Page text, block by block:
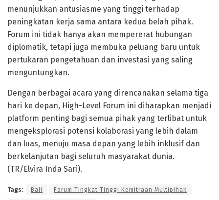
menunjukkan antusiasme yang tinggi terhadap
peningkatan kerja sama antara kedua belah pihak.
Forum ini tidak hanya akan mempererat hubungan
diplomatik, tetapi juga membuka peluang baru untuk
pertukaran pengetahuan dan investasi yang saling
menguntungkan.
Dengan berbagai acara yang direncanakan selama tiga
hari ke depan, High-Level Forum ini diharapkan menjadi
platform penting bagi semua pihak yang terlibat untuk
mengeksplorasi potensi kolaborasi yang lebih dalam
dan luas, menuju masa depan yang lebih inklusif dan
berkelanjutan bagi seluruh masyarakat dunia.
(TR/Elvira Inda Sari).
Tags: Bali Forum Tingkat Tinggi Kemitraan Multipihak